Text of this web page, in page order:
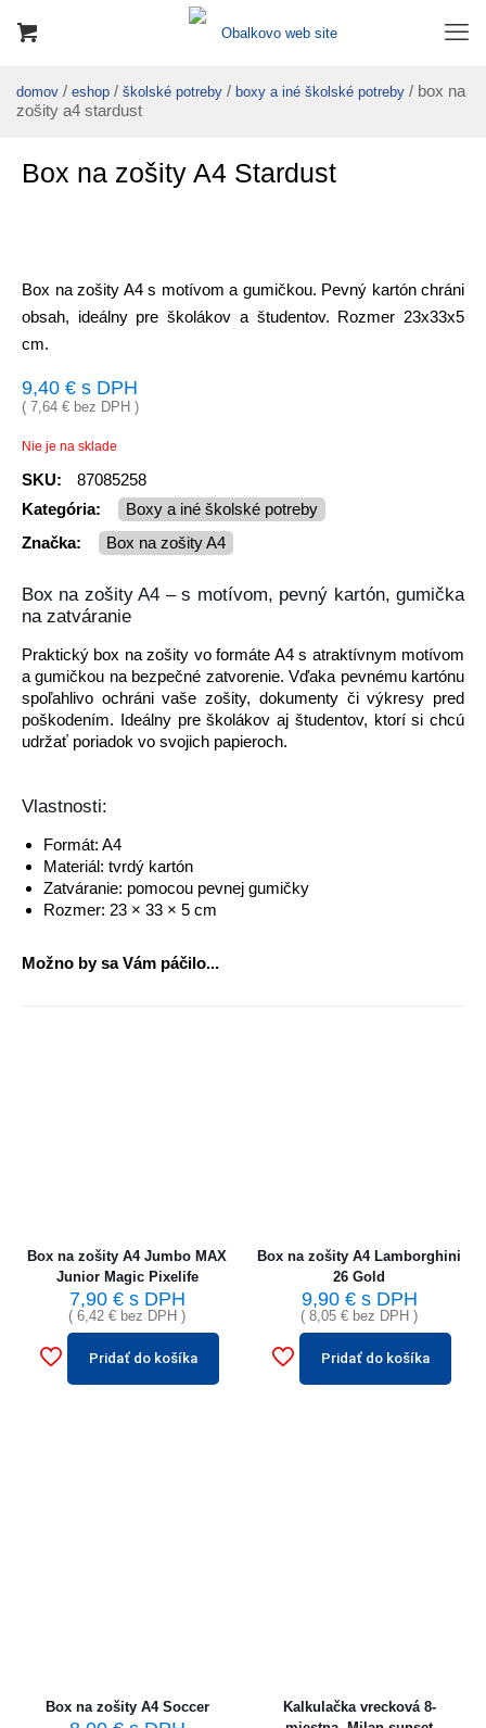
domov / eshop / školské potreby / boxy a iné školské potreby / box na
zošity a4 stardust
Box na zošity A4 Stardust
Box na zošity A4 s motívom a gumičkou. Pevný kartón chráni
obsah, ideálny pre školákov a študentov. Rozmer 23x33x5
cm.
9,40 € s DPH
( 7,64 € bez DPH )
Nie je na sklade
SKU:
87085258
Kategória:
Boxy a iné školské potreby
Značka:
box na zošity A4
Box na zošity A4 – s motívom, pevný kartón, gumička
na zatváranie
Praktický box na zošity vo formáte A4 s atraktívnym motívom
a gumičkou na bezpečné zatvorenie. Vďaka pevnému kartónu
spoľahlivo ochráni vaše zošity, dokumenty či výkresy pred
poškodením. Ideálny pre školákov aj študentov, ktorí si chcú
udržať poriadok vo svojich papieroch.
Vlastnosti:
Formát: A4
Materiál: tvrdý kartón
Zatváranie: pomocou pevnej gumičky
Rozmer: 23 × 33 × 5 cm
Možno by sa Vám páčilo...
Box na zošity A4 Jumbo MAX
Junior Magic Pixelife
7,90 €s DPH
( 6,42 € bez DPH )
Pridať do košíka
Box na zošity A4 Lamborghini
26 Gold
9,90 €s DPH
( 8,05 € bez DPH )
Pridať do košíka
Box na zošity A4 Soccer
Kalkulačka vrecková 8-